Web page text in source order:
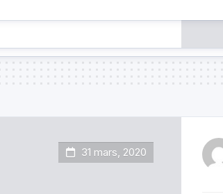
31 mars, 2020